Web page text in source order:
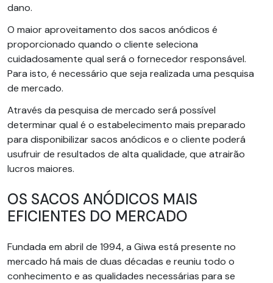
dano.
O maior aproveitamento dos sacos anódicos é
proporcionado quando o cliente seleciona
cuidadosamente qual será o fornecedor responsável.
Para isto, é necessário que seja realizada uma pesquisa
de mercado.
Através da pesquisa de mercado será possível
determinar qual é o estabelecimento mais preparado
para disponibilizar sacos anódicos e o cliente poderá
usufruir de resultados de alta qualidade, que atrairão
lucros maiores.
OS SACOS ANÓDICOS MAIS
EFICIENTES DO MERCADO
Fundada em abril de 1994, a Giwa está presente no
mercado há mais de duas décadas e reuniu todo o
conhecimento e as qualidades necessárias para se